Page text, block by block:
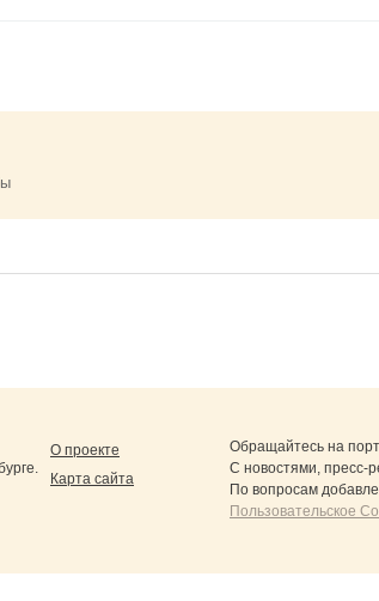
О проекте
Карта сайта
Обращайтесь на
С новостями, пресс-
По вопросам
Пользовательское